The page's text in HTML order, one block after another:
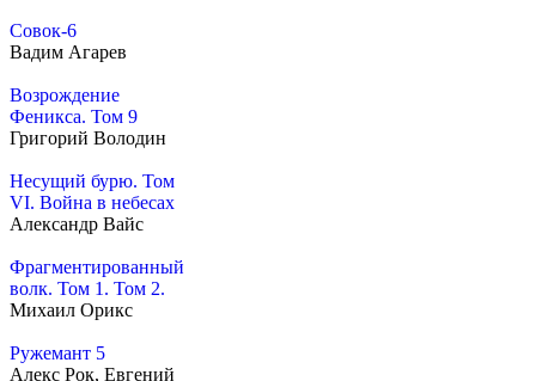
Совок-6
Вадим Агарев
Возрождение
Феникса. Том 9
Григорий Володин
Несущий бурю. Том
VI. Война в небесах
Александр Вайс
Фрагментированный
волк. Том 1. Том 2.
Михаил Орикс
Ружемант 5
Алекс Рок, Евгений